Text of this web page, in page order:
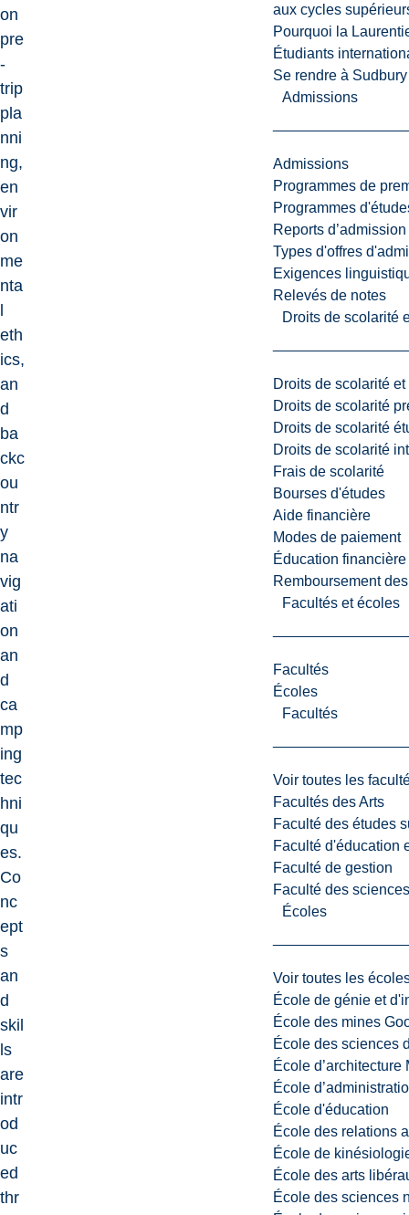
aux cycles
Pourquoi la
Étudiants
Se rendre à Sudbury
Admissions
Admissions
Programmes de
Programmes
Reports d’admission
Types d'offres
Exigences
Relevés de notes
Droits de scolarité
Droits de scolarité
Droits de scolarité
Droits de scolarité
Droits de scolarité
Frais de scolarité
Bourses d'études
Aide financière
Modes de paiement
Éducation financière
Remboursement
Facultés et écoles
Facultés
Écoles
Facultés
Voir toutes les
Facultés des Arts
Faculté des études
Faculté d'éducation
Faculté de gestion
Faculté des
Écoles
Voir toutes les
École de génie et
École des mines
École des sciences
École d’architecture
École
École d'éducation
École des relations
École de
École des arts
École des sciences
on
pre
-
trip
pla
nni
ng,
en
vir
on
me
nta
eth
ics,
an
d
ba
ckc
ou
ntr
y
na
vig
ati
on
an
d
ca
mp
ing
tec
hni
qu
es.
Co
nc
ept
s
an
d
skil
ls
are
intr
od
uc
ed
thr